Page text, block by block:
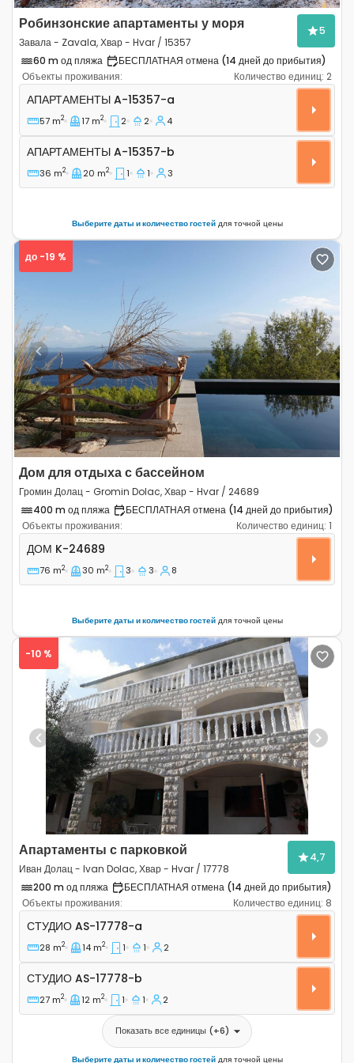
Робинзонские апартаменты у моря
Завала - Zavala, Хвар - Hvar / 15357
5
60 m од пляжа
БЕСПЛАТНАЯ отмена (14 дней до прибытия)
Объекты проживания:
Количество единиц: 2
Двухкомнатные апартаменты Завала - Zavala, Хвар -
АПАРТАМЕНТЫ A-15357-a
57 m2 17 m2 2 2 4
Апартаменты A-15357-b
АПАРТАМЕНТЫ A-15357-b
36 m2 20 m2 1 1 3
Выберите даты и количество гостейдля точной цены
Previous Next
до -19 %
Дом для отдыха с бассейном
Громин Долац - Gromin Dolac, Хвар - Hvar / 24689
400 m од пляжа
БЕСПЛАТНАЯ отмена (14 дней до прибытия)
Объекты проживания:
Количество единиц: 1
Трёхкомнатный дом Громин Долац - Gromin Dolac,
ДОМ K-24689
76 m2 30 m2 3 3 8
Выберите даты и количество гостейдля точной цены
Previous Next
-10 %
Апартаменты с парковкой
Иван Долац - Ivan Dolac, Хвар - Hvar / 17778
4,7
200 m од пляжа
БЕСПЛАТНАЯ отмена (14 дней до прибытия)
Объекты проживания:
Количество единиц: 8
Студио-апартаменты Иван Долац - Ivan Dolac, Хвар
СТУДИО AS-17778-a
28 m2 14 m2 1 1 2
Студио AS-17778-b
СТУДИО AS-17778-b
27 m2 12 m2 1 1 2
Показать все единицы (+6)
Выберите даты и количество гостейдля точной цены